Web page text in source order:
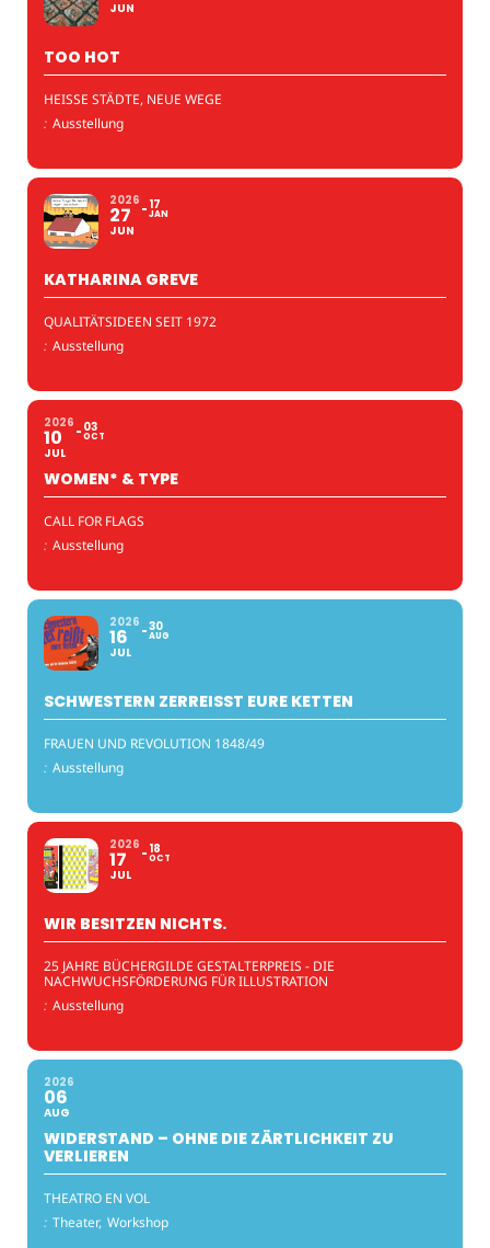
JUN
TOO HOT
HEISSE STÄDTE, NEUE WEGE
: Ausstellung
2026
27
JUN
17
JAN
KATHARINA GREVE
QUALITÄTSIDEEN SEIT 1972
: Ausstellung
2026
10
JUL
03
OCT
WOMEN* & TYPE
CALL FOR FLAGS
: Ausstellung
2026
16
JUL
30
AUG
SCHWESTERN ZERREISST EURE KETTEN
FRAUEN UND REVOLUTION 1848/49
: Ausstellung
2026
17
JUL
18
OCT
WIR BESITZEN NICHTS.
25 JAHRE BÜCHERGILDE GESTALTERPREIS - DIE
NACHWUCHSFÖRDERUNG FÜR ILLUSTRATION
: Ausstellung
2026
06
AUG
WIDERSTAND – OHNE DIE ZÄRTLICHKEIT ZU
VERLIEREN
THEATRO EN VOL
: Theater, Workshop